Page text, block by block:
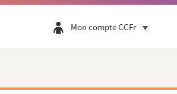
Mon compte CCFr